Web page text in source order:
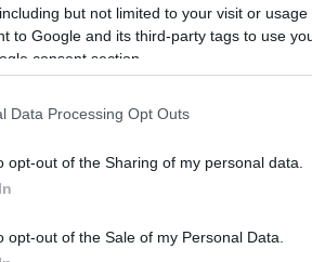
but not limited to your visit or
to Google and its third-party tags to use
consent section.
Data Processing Opt Outs
opt-out of the Sharing of my personal data.
opt-out of the Sale of my Personal Data.
του: Ο ανταγωνισμός
και οποιαδήποτε αμφιβολία,
τα οποία θέλουν να
στον επόμενο μήνα, έτσι ώστε
επί ίσοις όροις. Καθαροί